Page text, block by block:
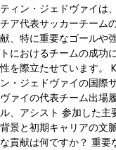
ティン・ジェドヴァイは
チア代表サッカーチーム
献、特に重要なゴールや
トにおけるチームの成功
性を際立たせています
ン・ジェドヴァイの国際
ヴァイの代表チーム出場
ル、アシスト 参加した
背景と初期キャリアの文
な貢献は何ですか？ 重要